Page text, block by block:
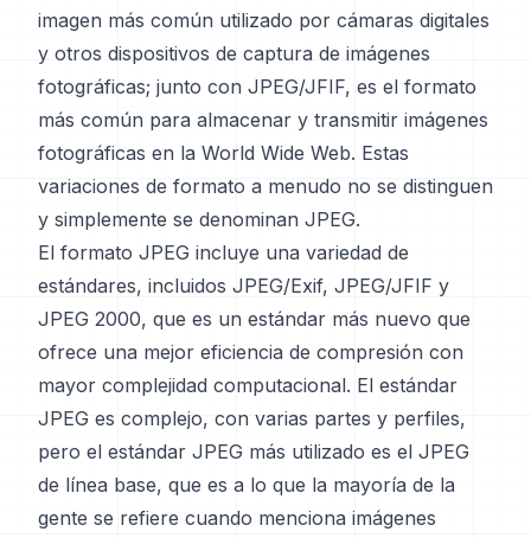
imagen más común utilizado por cámaras digitales
y otros dispositivos de captura de imágenes
fotográficas; junto con JPEG/JFIF, es el formato
más común para almacenar y transmitir imágenes
fotográficas en la World Wide Web. Estas
variaciones de formato a menudo no se distinguen
y simplemente se denominan JPEG.
El formato JPEG incluye una variedad de
estándares, incluidos JPEG/Exif, JPEG/JFIF y
JPEG 2000, que es un estándar más nuevo que
ofrece una mejor eficiencia de compresión con
mayor complejidad computacional. El estándar
JPEG es complejo, con varias partes y perfiles,
pero el estándar JPEG más utilizado es el JPEG
de línea base, que es a lo que la mayoría de la
gente se refiere cuando menciona imágenes